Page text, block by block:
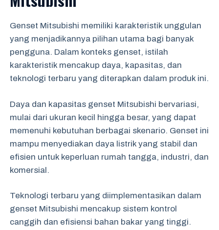
Genset Mitsubishi memiliki karakteristik unggulan
yang menjadikannya pilihan utama bagi banyak
pengguna. Dalam konteks genset, istilah
karakteristik mencakup daya, kapasitas, dan
teknologi terbaru yang diterapkan dalam produk ini.
Daya dan kapasitas genset Mitsubishi bervariasi,
mulai dari ukuran kecil hingga besar, yang dapat
memenuhi kebutuhan berbagai skenario. Genset ini
mampu menyediakan daya listrik yang stabil dan
efisien untuk keperluan rumah tangga, industri, dan
komersial.
Teknologi terbaru yang diimplementasikan dalam
genset Mitsubishi mencakup sistem kontrol
canggih dan efisiensi bahan bakar yang tinggi.